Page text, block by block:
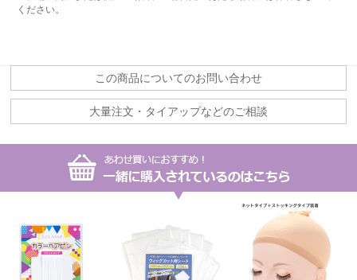
ください。
この商品についてのお問い合わせ
大量注文・タイアップなどのご相談